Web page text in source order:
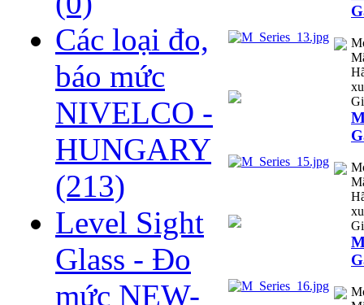
Các loại đo,
báo mức
NIVELCO -
HUNGARY
(213)
Level Sight
Glass - Đo
mức NEW-